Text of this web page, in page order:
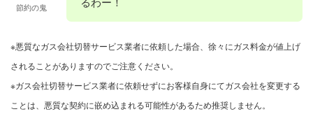
節約の鬼
※悪質なガス会社切替サービス業者に依頼した場合、徐々にガス料金が値上げ
されることがありますのでご注意ください。
※ガス会社切替サービス業者に依頼せずにお客様自身にてガス会社を変更する
ことは、悪質な契約に嵌め込まれる可能性があるため推奨しません。